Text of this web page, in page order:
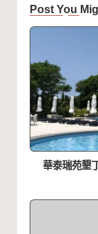
Post You
Posted
in
華泰瑞苑墾